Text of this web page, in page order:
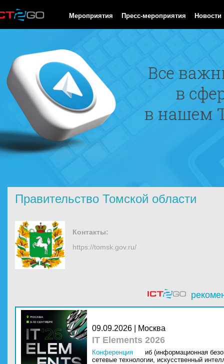
Мероприятия Пресс-мероприятия Новости
Правительство Томской области
Контакты:
https://tomsk.gov.ru/
09.09.2026 | Москва
IT Elements 2026
Конференция
иб (информационная
сетевые технологии, искусственный